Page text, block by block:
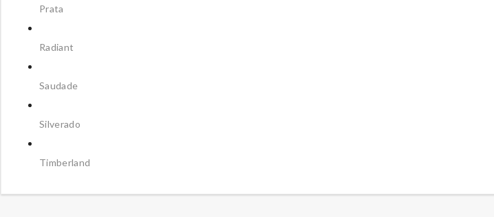
Prata
Radiant
Saudade
Silverado
Timberland